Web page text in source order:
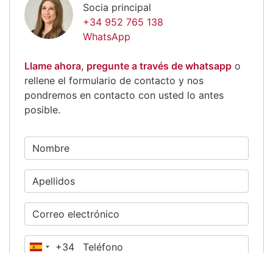
Socia principal
+34 952 765 138
WhatsApp
Llame ahora, pregunte a través de whatsapp o
rellene el formulario de contacto y nos
pondremos en contacto con usted lo antes
posible.
España
+34